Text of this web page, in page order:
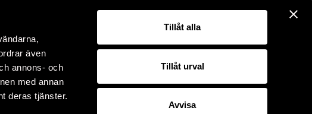
även
annons- och
med annan
deras tjänster.
Tillåt alla
Tillåt urval
Avvisa